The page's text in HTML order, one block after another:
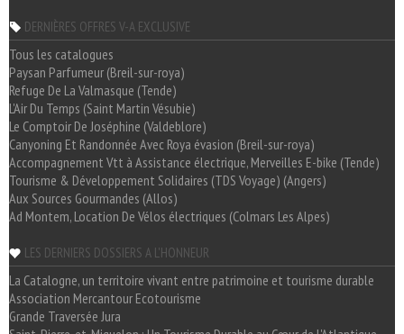
DERNIÈRES OFFRES V-A EXCLUSIVE
Tous les catalogues
Paysan Parfumeur (Breil-sur-roya)
Refuge De La Valmasque (Tende)
L'Air Du Temps (Saint Martin Vésubie)
Le Comptoir De Joséphine (Valdeblore)
Canyoning Et Randonnée Avec Roya évasion (Breil-sur-roya)
Accompagnement Vtt à Assistance électrique, Merveilles E-bike (Tende)
Tourisme & Développement Solidaires (TDS Voyage) (Angers)
Aux Sources Gourmandes (Allos)
Ad Montem, Location De Vélos électriques (Colmars Les Alpes)
LES DERNIERS DOSSIERS A L'HONNEUR
La Catalogne, un territoire vivant entre patrimoine et tourisme durable
Association Mercantour Ecotourisme
Grande Traversée Jura